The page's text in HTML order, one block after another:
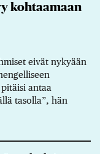
kohtaamaan
eivät nykyään
antaa
tasolla”, hän